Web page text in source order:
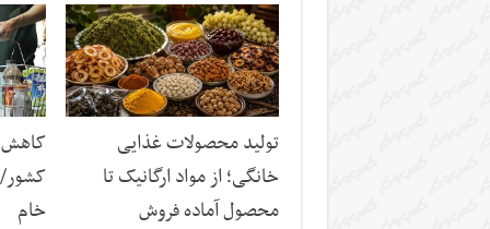
تولید محصولات غذایی
خانگی؛ از مواد ارگانیک تا
محصول آماده فروش
کاهش
کشور/
خام